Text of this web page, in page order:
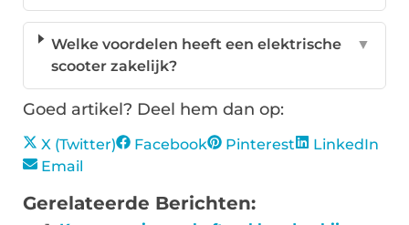
Welke voordelen heeft een elektrische
scooter zakelijk?
▼
Goed artikel? Deel hem dan op:
X (Twitter) Facebook Pinterest
LinkedIn
Email
Gerelateerde Berichten: